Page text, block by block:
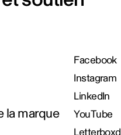
la marque
Facebook
Instagram
LinkedIn
YouTube
Letterboxd